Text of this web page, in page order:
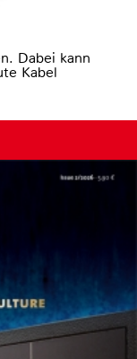
Dabei kann
Kabel